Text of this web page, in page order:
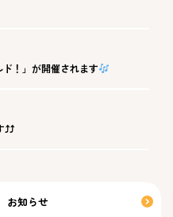
！」が開催されます
⤴⤴
お知らせ